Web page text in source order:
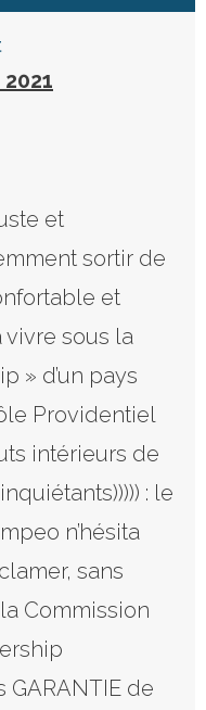
et
sortir de
et
vivre sous la
» d’un pays
Providentiel
intérieurs de
: le
n’hésita
sans
Commission
GARANTIE de